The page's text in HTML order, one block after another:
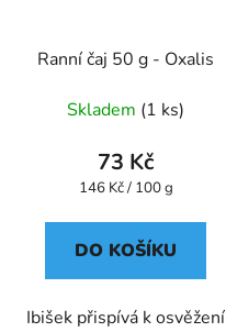
Ranní čaj 50 g - Oxalis
Skladem (1 ks)
73 Kč
Měrná
146 Kč / 100 g
DO KOŠÍKU
Ibišek přispívá k osvěžení